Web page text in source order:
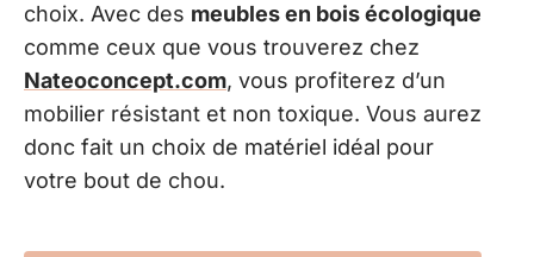
choix. Avec des meubles en bois écologique
comme ceux que vous trouverez chez
Nateoconcept.com, vous profiterez d’un
mobilier résistant et non toxique. Vous aurez
donc fait un choix de matériel idéal pour
votre bout de chou.